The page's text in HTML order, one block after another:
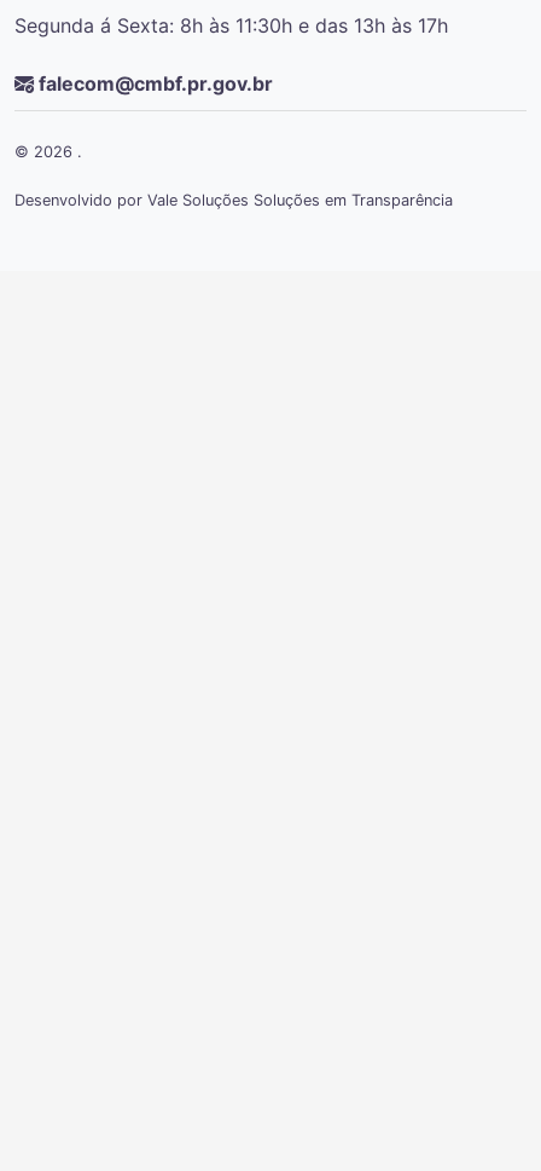
Segunda á Sexta: 8h às 11:30h e das 13h às 17h
falecom@cmbf.pr.gov.br
© 2026 .
Desenvolvido por Vale Soluções Soluções em Transparência